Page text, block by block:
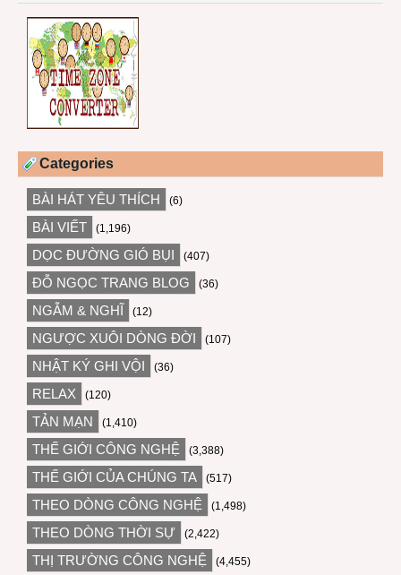
Categories
BÀI HÁT YÊU THÍCH (6)
BÀI VIẾT (1,196)
DỌC ĐƯỜNG GIÓ BỤI (407)
ĐỖ NGỌC TRANG BLOG (36)
NGẪM & NGHĨ (12)
NGƯỢC XUÔI DÒNG ĐỜI (107)
NHẬT KÝ GHI VỘI (36)
RELAX (120)
TẢN MẠN (1,410)
THẾ GIỚI CÔNG NGHỆ (3,388)
THẾ GIỚI CỦA CHÚNG TA (517)
THEO DÒNG CÔNG NGHỆ (1,498)
THEO DÒNG THỜI SỰ (2,422)
THỊ TRƯỜNG CÔNG NGHỆ (4,455)